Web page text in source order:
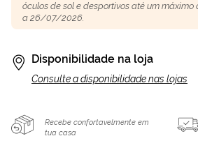
óculos de sol e desportivos até um
a 26/07/2026.
Disponibilidade na loja
Consulte a disponibilidade nas lojas
Recebe confortavelmente em
tua casa